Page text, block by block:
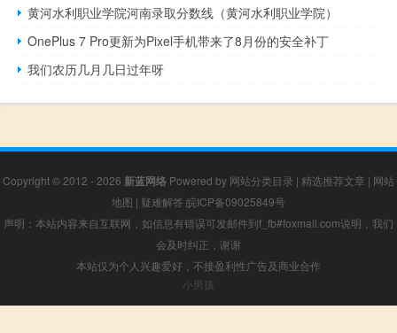
黄河水利职业学院河南录取分数线（黄河水利职业学院）
OnePlus 7 Pro更新为Pixel手机带来了8月份的安全补丁
我们农历几月几日过年呀
Copyright © 2012 - 2026 新蓝网络 Powered by 网站分类目录 | 精选推荐文章 | 网站
地图 | 疑难解答 皖ICP备09025849号
声明：本站内容来自互联网，如信息有错误可发邮件到f_fb#foxmail.com说明，我们
会及时纠正，谢谢
本站仅为个人兴趣爱好，不接盈利性广告及商业合作
小男孩